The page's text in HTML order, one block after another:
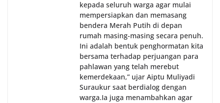
kepada seluruh warga agar mulai
mempersiapkan dan memasang
bendera Merah Putih di depan
rumah masing-masing secara penuh.
Ini adalah bentuk penghormatan kita
bersama terhadap perjuangan para
pahlawan yang telah merebut
kemerdekaan,” ujar Aiptu Muliyadi
Suraukur saat berdialog dengan
warga.‎‎Ia juga menambahkan agar